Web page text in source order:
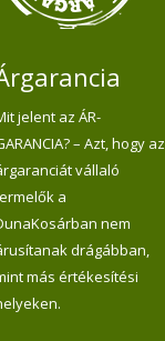
jelent az ÁR-
– Azt, hogy az
vállaló
a
nem
drágábban,
más értékesítési